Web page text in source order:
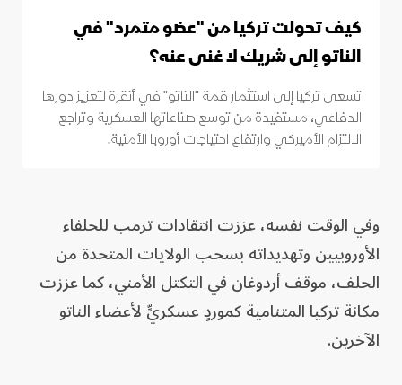
كيف تحولت تركيا من "عضو متمرد" في
الناتو إلى شريك لا غنى عنه؟
تسعى تركيا إلى استثمار قمة "الناتو" في أنقرة لتعزيز دورها
الدفاعي، مستفيدة من توسع صناعاتها العسكرية وتراجع
الالتزام الأميركي وارتفاع احتياجات أوروبا الأمنية.
وفي الوقت نفسه، عززت انتقادات ترمب للحلفاء
الأوروبيين وتهديداته بسحب الولايات المتحدة من
الحلف، موقف أردوغان في التكتل الأمني، كما عززت
مكانة تركيا المتنامية كموردٍ عسكريٍّ لأعضاء الناتو
الآخرين.